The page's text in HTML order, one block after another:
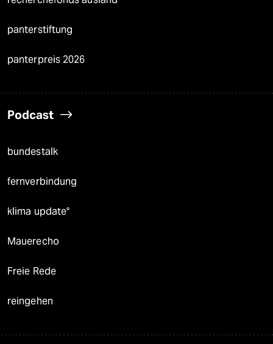
panterstiftung
panterpreis 2026
Podcast
bundestalk
fernverbindung
klima update°
Mauerecho
Freie Rede
reingehen